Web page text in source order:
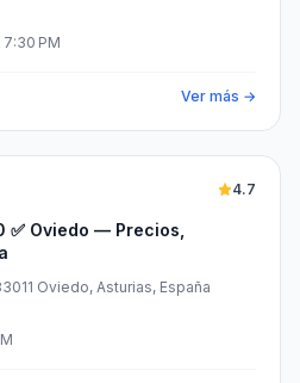
7:30 PM
Ver más →
✅ Oviedo — Precios,
4.7
Oviedo, Asturias, España